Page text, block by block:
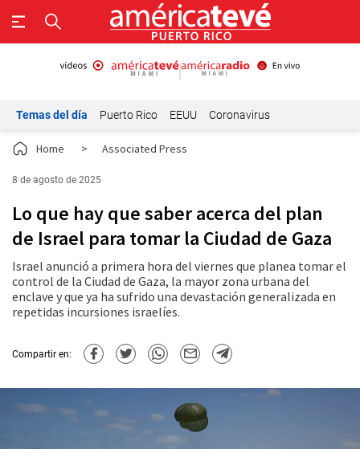
Temas del día Puerto Rico EEUU Coronavirus
Home > Associated Press
8 de agosto de 2025
Lo que hay que saber acerca del plan
de Israel para tomar la Ciudad de Gaza
Israel anunció a primera hora del viernes que planea tomar el
control de la Ciudad de Gaza, la mayor zona urbana del
enclave y que ya ha sufrido una devastación generalizada en
repetidas incursiones israelíes.
Compartir en: